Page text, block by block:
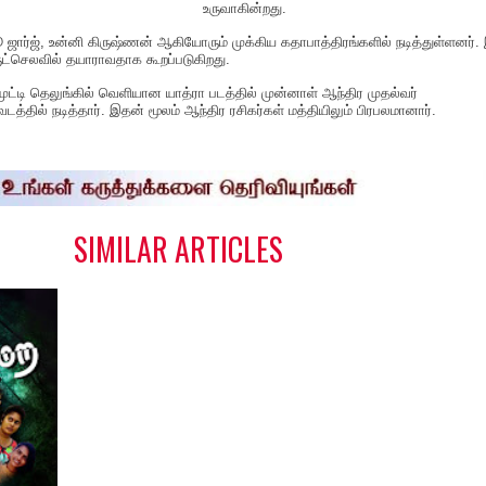
உருவாகின்றது.
உன்னி கிருஷ்ணன் ஆகியோரும் முக்கிய கதாபாத்திரங்களில்
தயாராவதாக கூறப்படுகிறது.
தெலுங்கில் வெளியான யாத்ரா படத்தில் முன்னாள் ஆந்திர முதல்வர்
நடித்தார். இதன் மூலம் ஆந்திர ரசிகர்கள் மத்தியிலும் பிரபலமானார்.
SIMILAR ARTICLES